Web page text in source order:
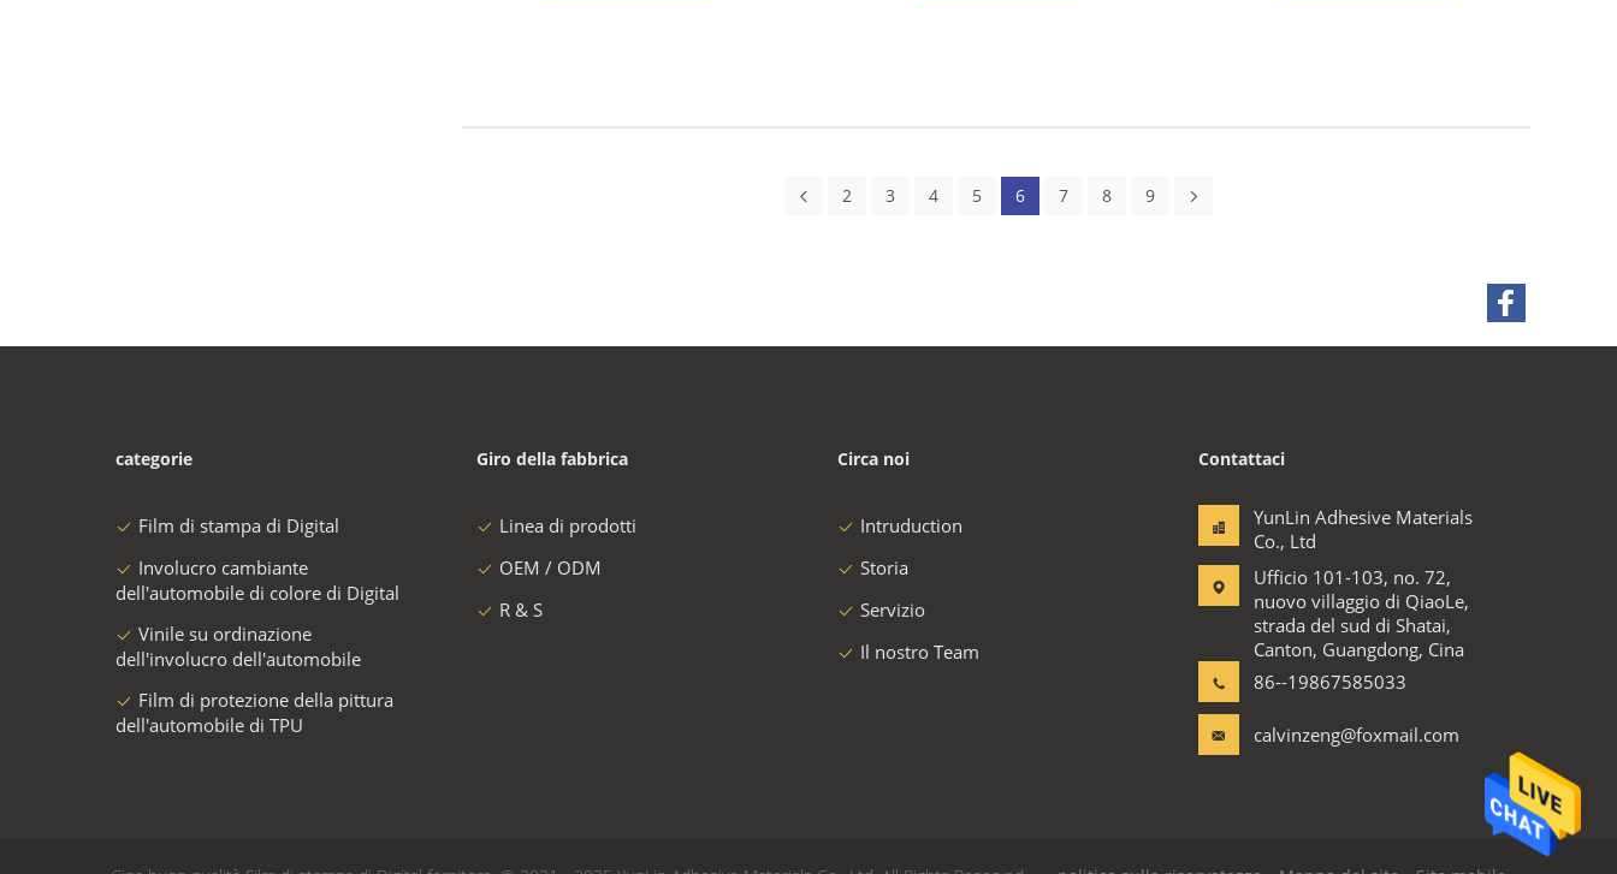
2 3 4 5 6 7 8 9
categorie
Film di stampa di Digital
Involucro cambiante
dell'automobile di colore di Digital
Vinile su ordinazione
dell'involucro dell'automobile
Film di protezione della pittura
dell'automobile di TPU
Giro della fabbrica
Linea di prodotti
OEM / ODM
R & S
Circa noi
Intruduction
Storia
Servizio
Il nostro Team
Contattaci
YunLin Adhesive Materials
Co., Ltd
Ufficio 101-103, no. 72,
nuovo villaggio di QiaoLe,
strada del sud di Shatai,
Canton, Guangdong, Cina
86--19867585033
calvinzeng@foxmail.com